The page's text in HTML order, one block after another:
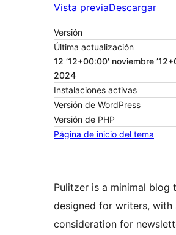
Vista previaDescargar
Versión
Última actualización
12 ’12+00:00′ noviembre
2024
Instalaciones activas
Versión de WordPress
Versión de PHP
Página de inicio del tema
Pulitzer is a minimal blog
designed for writers, with
consideration for